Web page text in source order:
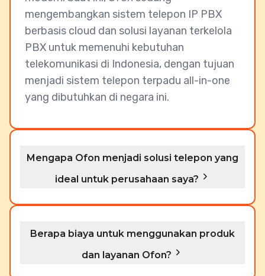
mengembangkan sistem telepon IP PBX
berbasis cloud dan solusi layanan terkelola
PBX untuk memenuhi kebutuhan
telekomunikasi di Indonesia, dengan tujuan
menjadi sistem telepon terpadu all-in-one
yang dibutuhkan di negara ini.
Mengapa Ofon menjadi solusi telepon yang
ideal untuk perusahaan saya?
Berapa biaya untuk menggunakan produk
dan layanan Ofon?